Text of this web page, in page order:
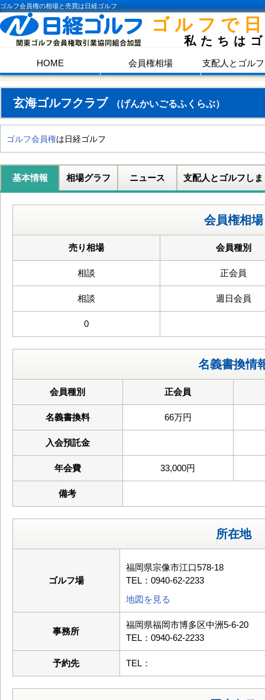
ゴルフ会員権の相場と売買は日経ゴルフ
ゴルフで
私たちは
HOME 会員権相場 支配人とゴル
玄海ゴルフクラブ （げんかいごるふくらぶ）
ゴルフ会員権は日経ゴルフ
基本情報 相場グラフ ニュース 支配人とゴルフしま
会員権相場
売り相場 会員種別
相談 正会員
相談 週日会員
0
名義書換情
会員種別 正会員
名義書換料 66万円
入会預託金
年会費 33,000円
備考
所在地
ゴルフ場
福岡県宗像市江口578-18
TEL：0940-62-2233
地図を見る
事務所
福岡県福岡市博多区中洲5-6-20
TEL：0940-62-2233
予約先 TEL：